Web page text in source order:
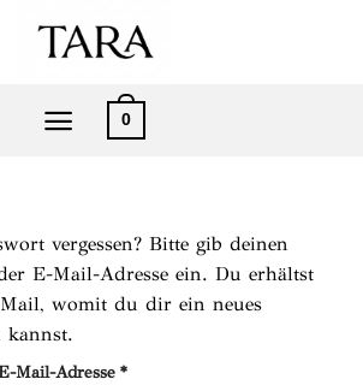
0
vergessen? Bitte gib deinen
E-Mail-Adresse ein. Du erhältst
womit du dir ein neues
kannst.
Mail-Adresse *Erforderlich